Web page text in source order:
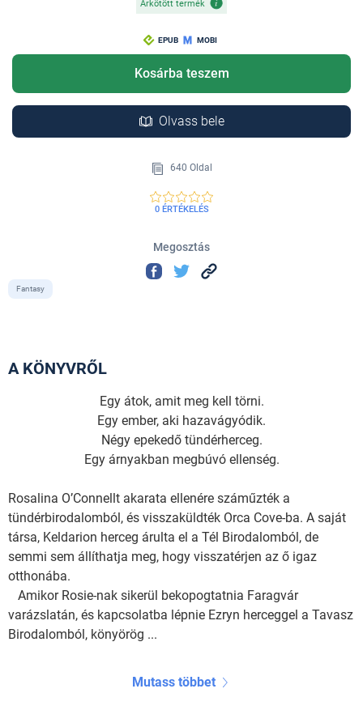
Árkötött termék
EPUB MOBI
Kosárba teszem
Olvass bele
640 Oldal
0 ÉRTÉKELÉS
Megosztás
Fantasy
A KÖNYVRŐL
Egy átok, amit meg kell törni.
Egy ember, aki hazavágyódik.
Négy epekedő tündérherceg.
Egy árnyakban megbúvó ellenség.
Rosalina O’Connellt akarata ellenére száműzték a
tündérbirodalomból, és visszaküldték Orca Cove-ba. A saját
társa, Keldarion herceg árulta el a Tél Birodalomból, de
semmi sem állíthatja meg, hogy visszatérjen az ő igaz
otthonába.
Amikor Rosie-nak sikerül bekopogtatnia Faragvár
varázslatán, és kapcsolatba lépnie Ezryn herceggel a Tavasz
Birodalomból, könyörög ...
Mutass többet